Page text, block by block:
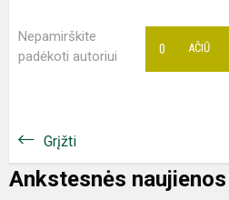
Nepamirškite
padėkoti autoriui
AČIŪ
0
Grįžti
Ankstesnės naujienos